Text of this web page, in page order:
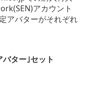
アカウント
アバターがそれぞれ
ター｣セット